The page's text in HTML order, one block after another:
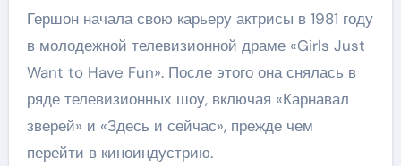
Гершон начала свою карьеру актрисы в 1981 году
в молодежной телевизионной драме «Girls Just
Want to Have Fun». После этого она снялась в
ряде телевизионных шоу, включая «Карнавал
зверей» и «Здесь и сейчас», прежде чем
перейти в киноиндустрию.